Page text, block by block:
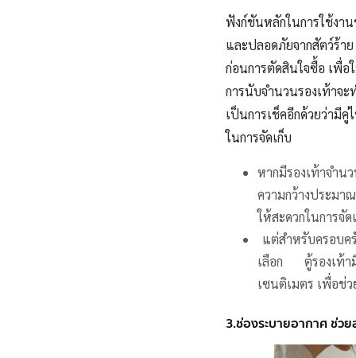
ฟังก์ชันหลักในการใช้งา
และปลอดภัยจากสัตว์ร้า
ก่อนการตัดสินใจซื้อ เพื่อ
การนับจำนวนรองเท้า
เป็นการเช็คอีกด้วยว่ามี
ในการจัดเก็บ
หากมีรองเท้าจำ
ความกว้างประม
ให้สะดวกในการจัด
แต่สำหรับครอบค
เลือก ตู้รองเท้
เซนติเมตร เพื่อช่
3.ช่องระบายอากาศ ช่ว